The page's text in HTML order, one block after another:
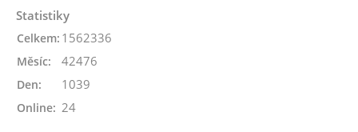
Statistiky
Online: 24
Celkem: 1562336
Měsíc: 42476
Den: 1039